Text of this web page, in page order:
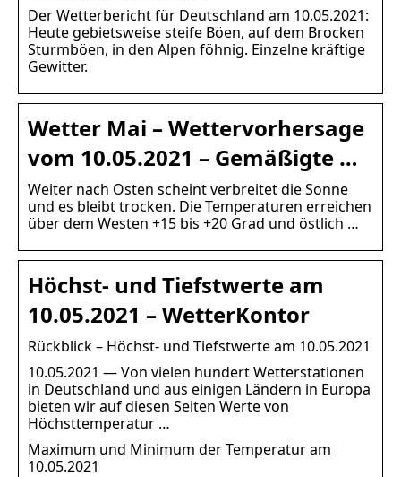
Der Wetterbericht für Deutschland am 10.05.2021:
Heute gebietsweise steife Böen, auf dem Brocken
Sturmböen, in den Alpen föhnig. Einzelne kräftige
Gewitter.
Wetter Mai – Wettervorhersage
vom 10.05.2021 – Gemäßigte …
Weiter nach Osten scheint verbreitet die Sonne
und es bleibt trocken. Die Temperaturen erreichen
über dem Westen +15 bis +20 Grad und östlich …
Höchst- und Tiefstwerte am
10.05.2021 – WetterKontor
Rückblick – Höchst- und Tiefstwerte am 10.05.2021
10.05.2021 — Von vielen hundert Wetterstationen
in Deutschland und aus einigen Ländern in Europa
bieten wir auf diesen Seiten Werte von
Höchsttemperatur …
Maximum und Minimum der Temperatur am
10.05.2021